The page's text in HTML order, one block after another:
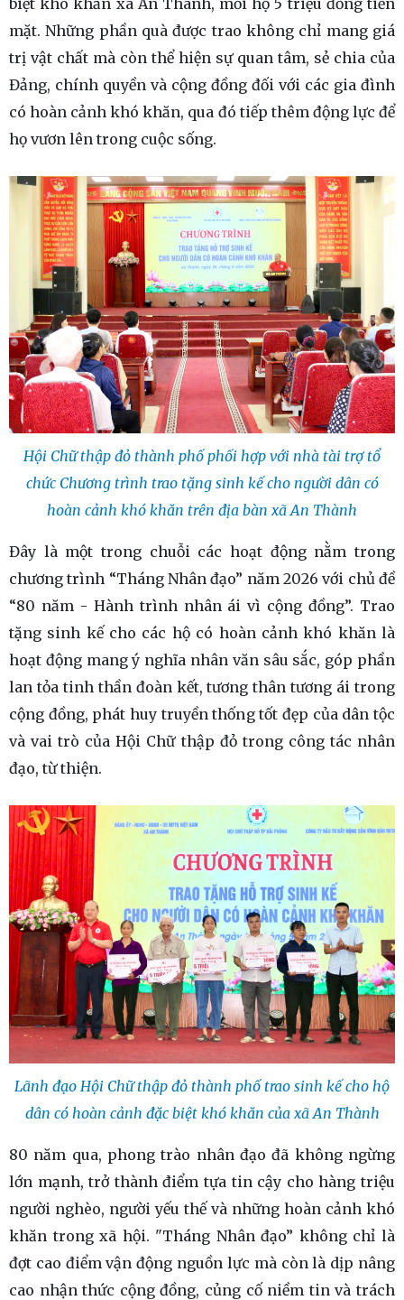
biệt khó khăn xã An Thành, mỗi hộ 5 triệu đồng tiền
mặt. Những phần quà được trao không chỉ mang giá
trị vật chất mà còn thể hiện sự quan tâm, sẻ chia của
Đảng, chính quyền và cộng đồng đối với các gia đình
có hoàn cảnh khó khăn, qua đó tiếp thêm động lực để
họ vươn lên trong cuộc sống.
Hội Chữ thập đỏ thành phố phối hợp với nhà tài trợ tổ
chức Chương trình trao tặng sinh kế cho người dân có
hoàn cảnh khó khăn trên địa bàn xã An Thành
Đây là một trong chuỗi các hoạt động nằm trong
chương trình “Tháng Nhân đạo” năm 2026 với chủ đề
“80 năm - Hành trình nhân ái vì cộng đồng”. Trao
tặng sinh kế cho các hộ có hoàn cảnh khó khăn là
hoạt động mang ý nghĩa nhân văn sâu sắc, góp phần
lan tỏa tinh thần đoàn kết, tương thân tương ái trong
cộng đồng, phát huy truyền thống tốt đẹp của dân tộc
và vai trò của Hội Chữ thập đỏ trong công tác nhân
đạo, từ thiện.
Lãnh đạo Hội Chữ thập đỏ thành phố trao sinh kế cho hộ
dân có hoàn cảnh đặc biệt khó khăn của xã An Thành
80 năm qua, phong trào nhân đạo đã không ngừng
lớn mạnh, trở thành điểm tựa tin cậy cho hàng triệu
người nghèo, người yếu thế và những hoàn cảnh khó
khăn trong xã hội. "Tháng Nhân đạo” không chỉ là
đợt cao điểm vận động nguồn lực mà còn là dịp nâng
cao nhận thức cộng đồng, củng cố niềm tin và trách